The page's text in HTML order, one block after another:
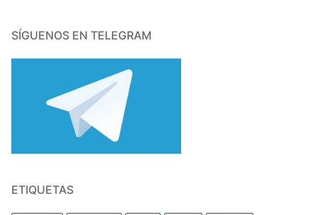
SÍGUENOS EN TELEGRAM
ETIQUETAS